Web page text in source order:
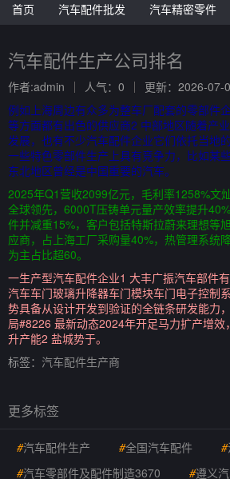
首页 汽车配件批发 汽车精密零件
汽车配件生产公司排名
作者:admin 人气：0
更新：2026-07-
例如上海周边有众多为整车厂配套的零部件
等方面都有出色的供应商2 中部地区随着产
发展，也有不少汽车配件企业它们依托当地
一些特色零部件生产上具有竞争力，比如某
东北地区曾经是中国重要的汽车。
2025年Q1营收2099亿元，毛利率1258%文
全球领先，6000T压铸单元量产效率提升
件并减重15%，客户包括特斯拉蔚来理想等
应商，占上海工厂采购量40%，热管理系统
为主占比超60。
一生产型汽车配件企业1 大丰广振汽车部件
汽车车门玻璃升降器车门模块车门电子控制
势具备从设计开发到验证的全链条研发能力
局#8226 最新动态2024年开足马力扩产增
升产能2 盐城势于。
标签： 汽车配件生产商
更多标签
#汽车配件生产 #全国汽车配件 #
#汽车零部件及配件制造3670 #遵义